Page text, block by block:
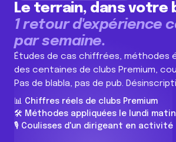
Le terrain, dans votre
1 retour d'expérience
par semaine.
Études de cas chiffrées, méthodes
des centaines de clubs Premium,
Pas de blabla, pas de pub.
📊 Chiffres réels de clubs Premium
🛠️ Méthodes appliquées le lundi matin
🎙️ Coulisses d'un dirigeant en activité